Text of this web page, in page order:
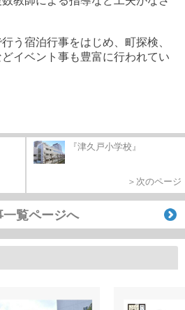
う宿泊行事をはじめ、町探検、
イベント事も豊富に行われてい
『津久戸小学校』
＞次のページ
一覧ページへ